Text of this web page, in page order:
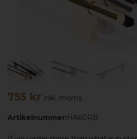
755 kr inkl. moms
Artikelnummer: HA60RB